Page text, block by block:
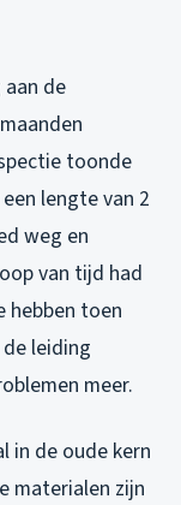
de
toonde
lengte van 2
weg en
van tijd had
hebben toen
leiding
meer.
in de oude kern
materialen zijn